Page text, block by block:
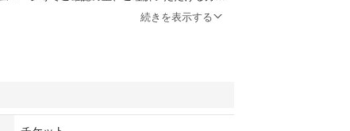
り取りの途中でありましても、ご購入された方
続きを表示する